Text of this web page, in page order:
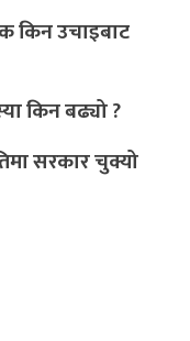
किन उचाइबाट
किन बढ्यो ?
सरकार चुक्यो